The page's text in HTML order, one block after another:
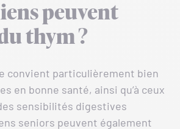
peuvent
thym ?
convient particulièrement bien
en bonne santé, ainsi qu’à ceux
sensibilités digestives
seniors peuvent également